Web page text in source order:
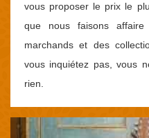
vous proposer le prix le
que nous faisons
marchands et des
vous inquiétez pas, vous
rien.